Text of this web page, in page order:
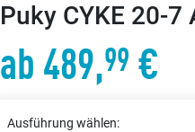
Puky CYKE 20-
ab 489,99 €
Ausführung wählen: